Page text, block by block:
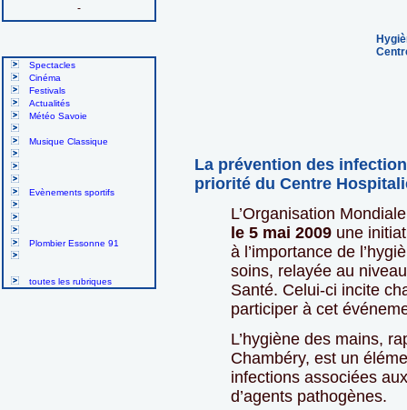
-
Spectacles
Cinéma
Festivals
Actualités
Météo Savoie
Musique Classique
Evènements sportifs
Plombier Essonne 91
toutes les rubriques
La prévention des
priorité du Centre
L’Organisation
le 5 mai 2009 une
à l’importance de
soins, relayée au
Santé. Celui-ci incite
participer à cet
L’hygiène des mains,
Chambéry, est un
infections associées
d’agents pathogènes.